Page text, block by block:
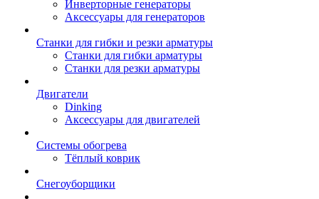
Инверторные генераторы
Аксессуары для генераторов
Станки для гибки и резки арматуры
Станки для гибки арматуры
Станки для резки арматуры
Двигатели
Dinking
Аксессуары для двигателей
Системы обогрева
Тёплый коврик
Снегоуборщики